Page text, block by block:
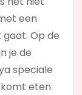
een
Op de
je de
speciale
eten